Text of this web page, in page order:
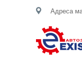
Адреса